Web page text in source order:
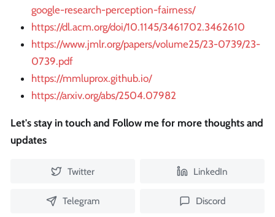
google-research-perception-fairness/
https://dl.acm.org/doi/10.1145/3461702.3462610
https://www.jmlr.org/papers/volume25/23-0739/23-
0739.pdf
https://mmluprox.github.io/
https://arxiv.org/abs/2504.07982
Let's stay in touch and Follow me for more thoughts and
updates
Twitter LinkedIn
Telegram Discord